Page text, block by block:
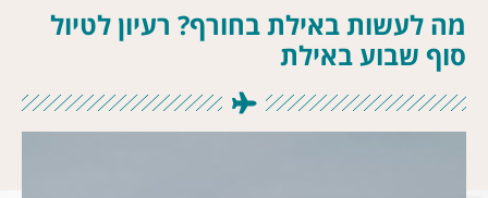
מה לעשות באילת בחורף? רעיון לטיול
סוף שבוע באילת